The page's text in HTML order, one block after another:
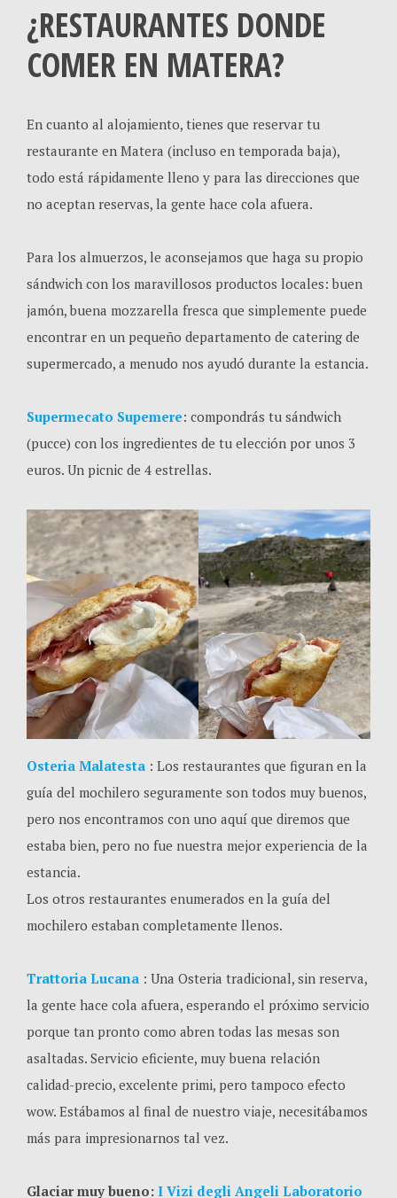
¿RESTAURANTES DONDE
COMER EN MATERA?
En cuanto al alojamiento, tienes que reservar tu
restaurante en Matera (incluso en temporada baja),
todo está rápidamente lleno y para las direcciones que
no aceptan reservas, la gente hace cola afuera.
Para los almuerzos, le aconsejamos que haga su propio
sándwich con los maravillosos productos locales: buen
jamón, buena mozzarella fresca que simplemente puede
encontrar en un pequeño departamento de catering de
supermercado, a menudo nos ayudó durante la estancia.
Supermecato Supemere: compondrás tu sándwich
(pucce) con los ingredientes de tu elección por unos 3
euros. Un picnic de 4 estrellas.
Osteria Malatesta: Los restaurantes que figuran en la
guía del mochilero seguramente son todos muy buenos,
pero nos encontramos con uno aquí que diremos que
estaba bien, pero no fue nuestra mejor experiencia de la
estancia.
Los otros restaurantes enumerados en la guía del
mochilero estaban completamente llenos.
Trattoria Lucana: Una Osteria tradicional, sin reserva,
la gente hace cola afuera, esperando el próximo servicio
porque tan pronto como abren todas las mesas son
asaltadas. Servicio eficiente, muy buena relación
calidad-precio, excelente primi, pero tampoco efecto
wow. Estábamos al final de nuestro viaje, necesitábamos
más para impresionarnos tal vez.
Glaciar muy bueno: I Vizi degli Angeli Laboratorio